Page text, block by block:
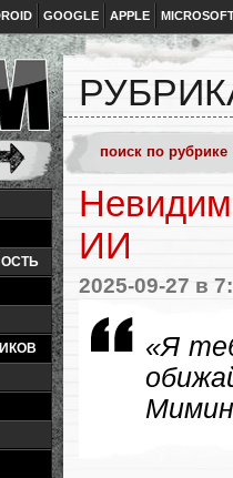
GOOGLE APPLE
ИИ
2025-09-27 в
«Я